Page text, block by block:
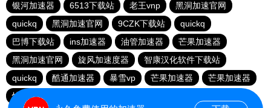
银河加速器
6513下载站 老王vnp
黑洞加速官网
quickq
黑洞加速官网 9CZK下载站
quickq
巴博下载站
ins加速器 油管加速器
芒果加速器
黑洞加速官网
旋风加速度器
智康汉化软件下载站
quickq
酷通加速器 暴雪vp 芒果加速器
芒果加速器
快橙加速器